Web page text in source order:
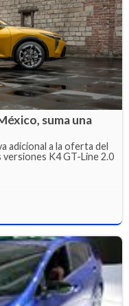
suma una
adicional a la oferta del
K4 GT-Line 2.0